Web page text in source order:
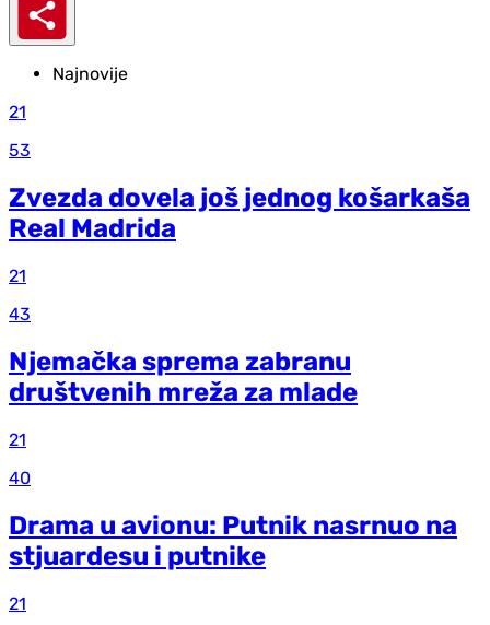
Najnovije
21
53
Zvezda dovela još jednog košarkaša
Real Madrida
21
43
Njemačka sprema zabranu
društvenih mreža za mlade
21
40
Drama u avionu: Putnik nasrnuo na
stjuardesu i putnike
21